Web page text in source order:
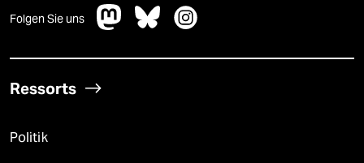
Folgen Sie uns
Ressorts
Politik